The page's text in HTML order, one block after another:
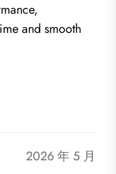
and smooth
2026 年 5 月